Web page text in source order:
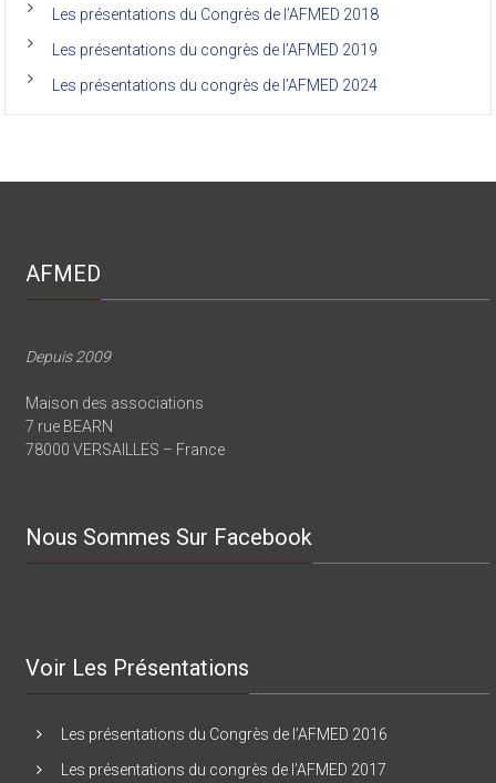
Les présentations du Congrès de l’AFMED 2018
Les présentations du congrès de l’AFMED 2019
Les présentations du congrès de l’AFMED 2024
AFMED
Depuis 2009
Maison des associations
7 rue BEARN
78000 VERSAILLES – France
Nous Sommes Sur Facebook
Voir Les Présentations
Les présentations du Congrès de l’AFMED 2016
Les présentations du congrès de l’AFMED 2017